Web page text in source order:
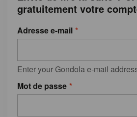
gratuitement votre
Adresse e-mail
Enter your Gondola e-mail
Mot de passe